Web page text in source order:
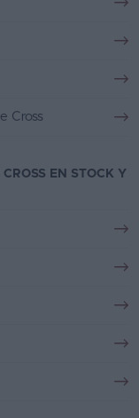
Cross
EN STOCK Y